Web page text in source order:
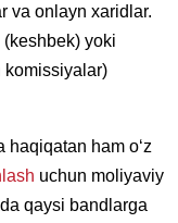
va onlayn xaridlar.
yoki
komissiyalar)
haqiqatan ham o‘z
uchun moliyaviy
qaysi bandlarga